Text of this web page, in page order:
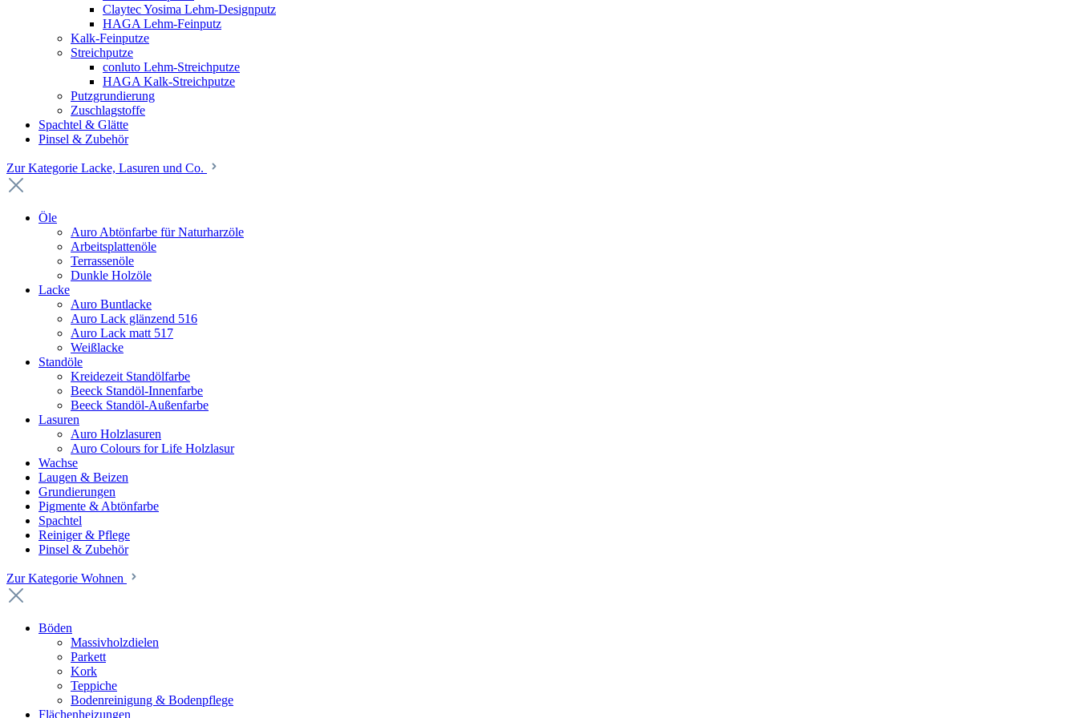
Claytec Yosima Lehm-Designputz
HAGA Lehm-Feinputz
Kalk-Feinputze
Streichputze
conluto Lehm-Streichputze
HAGA Kalk-Streichputze
Putzgrundierung
Zuschlagstoffe
Spachtel & Glätte
Pinsel & Zubehör
Zur Kategorie Lacke, Lasuren und Co.
Öle
Auro Abtönfarbe für Naturharzöle
Arbeitsplattenöle
Terrassenöle
Dunkle Holzöle
Lacke
Auro Buntlacke
Auro Lack glänzend 516
Auro Lack matt 517
Weißlacke
Standöle
Kreidezeit Standölfarbe
Beeck Standöl-Innenfarbe
Beeck Standöl-Außenfarbe
Lasuren
Auro Holzlasuren
Auro Colours for Life Holzlasur
Wachse
Laugen & Beizen
Grundierungen
Pigmente & Abtönfarbe
Spachtel
Reiniger & Pflege
Pinsel & Zubehör
Zur Kategorie Wohnen
Böden
Massivholzdielen
Parkett
Kork
Teppiche
Bodenreinigung & Bodenpflege
Flächenheizungen